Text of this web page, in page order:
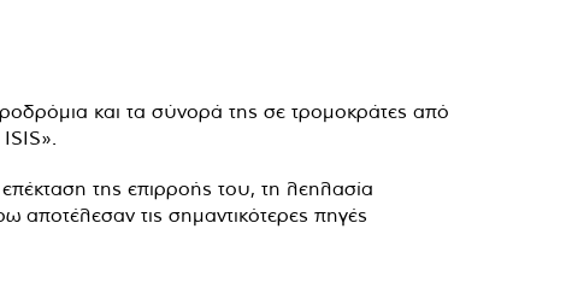
και τα σύνορά της σε τρομοκράτες από
της επιρροής του, τη λεηλασία
τις σημαντικότερες πηγές